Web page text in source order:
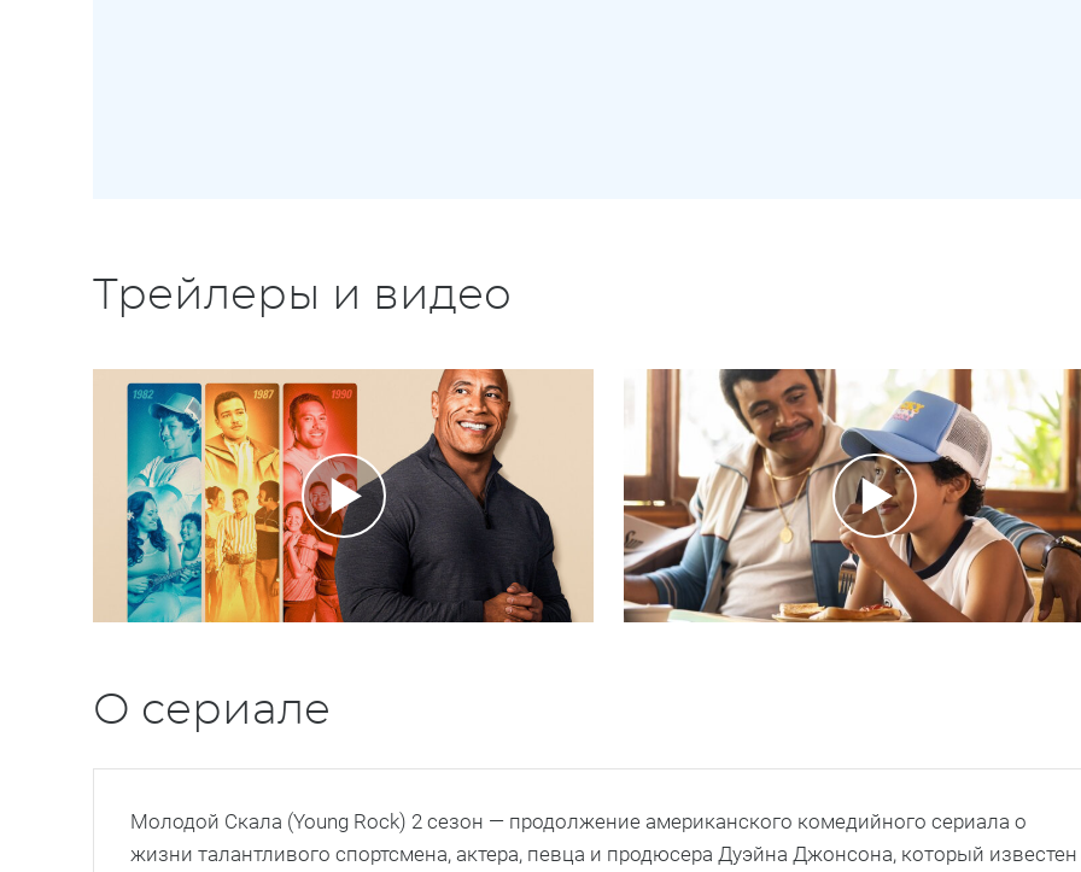
Трейлеры и видео
О сериале
Молодой Скала (Young Rock) 2 сезон — продолжение американского комедийного сериала о
жизни талантливого спортсмена, актера, певца и продюсера Дуэйна Джонсона, который известен